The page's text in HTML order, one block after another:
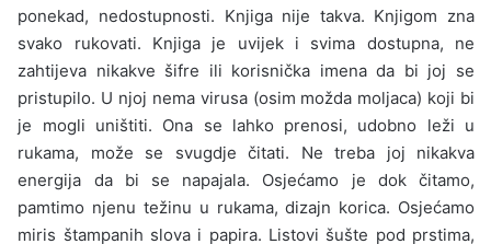
pone­kad, nedostupnosti. Knjiga nije takva. Knjigom zna
svako rukovati. Knjiga je uvijek i svima dostupna, ne
zahtijeva nikakve šifre ili kori­snička imena da bi joj se
pristupilo. U njoj nema virusa (osim mož­da moljaca) koji bi
je mogli uništiti. Ona se lahko prenosi, udobno leži u
rukama, može se svugdje čitati. Ne treba joj nikakva
energija da bi se napajala. Osjećamo je dok čitamo,
pamtimo njenu težinu u rukama, dizajn korica. Osjećamo
miris štampanih slova i papira. Listovi šušte pod prstima,